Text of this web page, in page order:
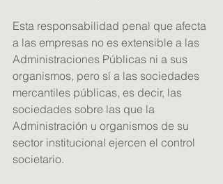
Esta responsabilidad penal que afecta
a las empresas no es extensible a las
Administraciones Públicas ni a sus
organismos, pero sí a las sociedades
mercantiles públicas, es decir, las
sociedades sobre las que la
Administración u organismos de su
sector institucional ejercen el control
societario.